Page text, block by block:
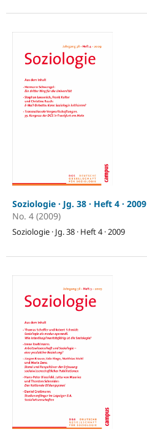
Soziologie · Jg. 38 · Heft 4 · 2009
No. 4 (2009)
Soziologie · Jg. 38 · Heft 4 · 2009